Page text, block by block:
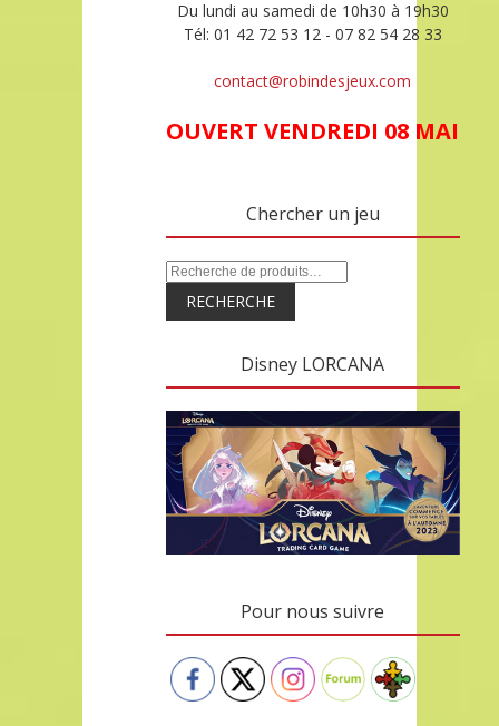
Du lundi au samedi de 10h30 à 19h30
Tél: 01 42 72 53 12 - 07 82 54 28 33
contact@robindesjeux.com
OUVERT VENDREDI 08 MAI
Chercher un jeu
RECHERCHE
Disney LORCANA
Pour nous suivre